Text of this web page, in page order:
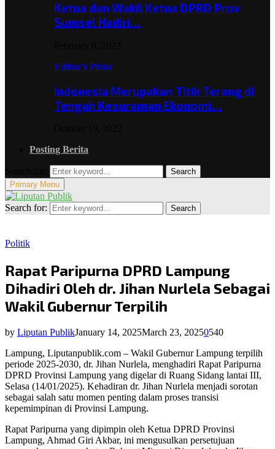
Ketua dan Wakil Ketua DPRD Prov
Sumsel Hadiri…
Editor's Picks
Indonesia Merupakan Titik Terang di
Tengah Kesuraman Ekonomi…
Posting Berita
Search
Primary Menu
Search for: Search
Politik
Rapat Paripurna DPRD Lampung
Dihadiri Oleh dr. Jihan Nurlela Sebagai
Wakil Gubernur Terpilih
by Liputan PublikJanuary 14, 2025March 23, 20250540
Lampung, Liputanpublik.com – Wakil Gubernur Lampung terpilih
periode 2025-2030, dr. Jihan Nurlela, menghadiri Rapat Paripurna
DPRD Provinsi Lampung yang digelar di Ruang Sidang lantai III,
Selasa (14/01/2025). Kehadiran dr. Jihan Nurlela menjadi sorotan
sebagai salah satu momen penting dalam proses transisi
kepemimpinan di Provinsi Lampung.
Rapat Paripurna yang dipimpin oleh Ketua DPRD Provinsi
Lampung, Ahmad Giri Akbar, ini mengusulkan persetujuan